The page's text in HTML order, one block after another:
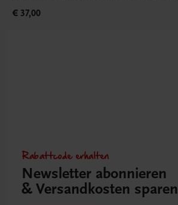
€ 37,00
Rabattcode erhalten
Newsletter abonnieren
& Versandkosten sparen